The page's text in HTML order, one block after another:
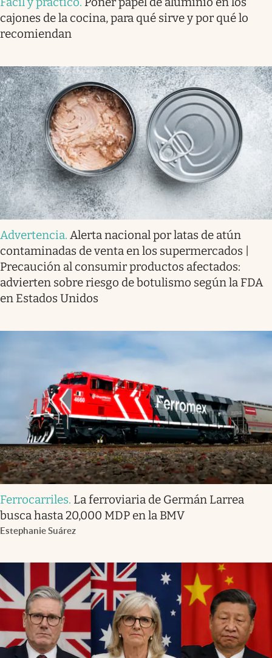
cajones de la cocina, para qué sirve y por qué lo
recomiendan
Advertencia. Alerta nacional por latas de atún
contaminadas de venta en los supermercados |
Precaución al consumir productos afectados:
advierten sobre riesgo de botulismo según la FDA
en Estados Unidos
Ferrocarriles. La ferroviaria de Germán Larrea
busca hasta 20,000 MDP en la BMV
Estephanie Suárez